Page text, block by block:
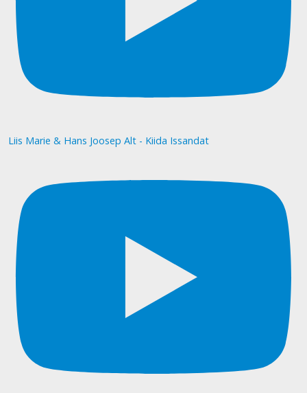
Liis Marie & Hans Joosep Alt - Kiida Issandat